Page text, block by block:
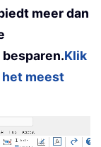
meer dan
Klik
meest